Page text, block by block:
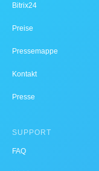
Bitrix24
Preise
Pressemappe
Kontakt
Presse
SUPPORT
FAQ